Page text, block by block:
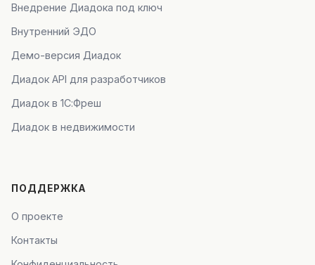
Внедрение Диадока под ключ
Внутренний ЭДО
Демо-версия Диадок
Диадок API для разработчиков
Диадок в 1С:Фреш
Диадок в недвижимости
ПОДДЕРЖКА
О проекте
Контакты